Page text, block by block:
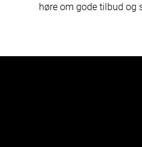
høre om gode tilbud og